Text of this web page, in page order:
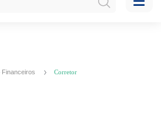
Corretor